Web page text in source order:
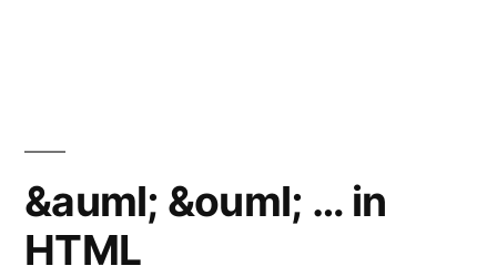
&auml; &ouml; … in
HTML